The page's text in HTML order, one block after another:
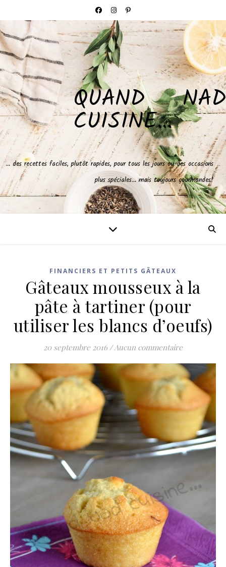
QUAND NAD
CUISINE…
… des recettes faciles, plutôt rapides, pour tous les jours ou des occasions
plus spéciales… mais toujours gourmandes!
FINANCIERS ET PETITS GÂTEAUX
Gâteaux mousseux à la
pâte à tartiner (pour
utiliser les blancs d’oeufs)
20 septembre 2016 /Aucun commentaire